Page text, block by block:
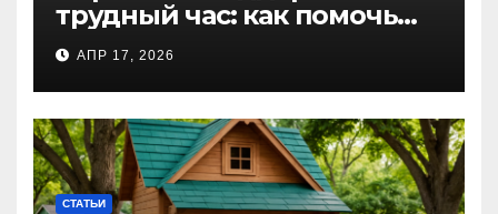
трудный час: как помочь
близкому справиться с
алкогольной
интоксикацией и
сохранить семью
АПР 17, 2026
СТАТЬИ